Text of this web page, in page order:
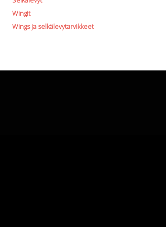
Wingit
Wings ja selkälevytarvikkeet